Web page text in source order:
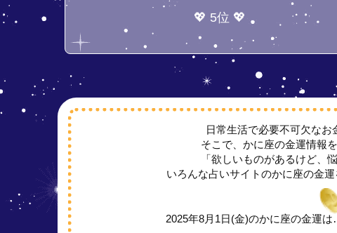
💖 5位 💖
日常生活で必要不可欠なお
そこで、かに座の金運情報
「欲しいものがあるけど、
いろんな占いサイトのかに座の金
2025年8月1日(金)のかに座の金運